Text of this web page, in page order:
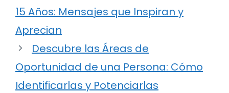
15 Años: Mensajes que Inspiran y
Aprecian
Descubre las Áreas de
Oportunidad de una Persona: Cómo
Identificarlas y Potenciarlas